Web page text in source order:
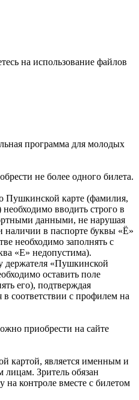
на использование файлов
программа для молодых
не более одного билета.
Пушкинской карте (фамилия,
вводить строго в
данными, не нарушая
наличии в паспорте буквы «Ё»
необходимо заполнять с
«Е» недопустима).
держателя «Пушкинской
оставить поле
его), подтверждая
в соответствии с профилем на
приобрести на сайте
картой, является именным и
лицам. Зритель обязан
контроле вместе с билетом